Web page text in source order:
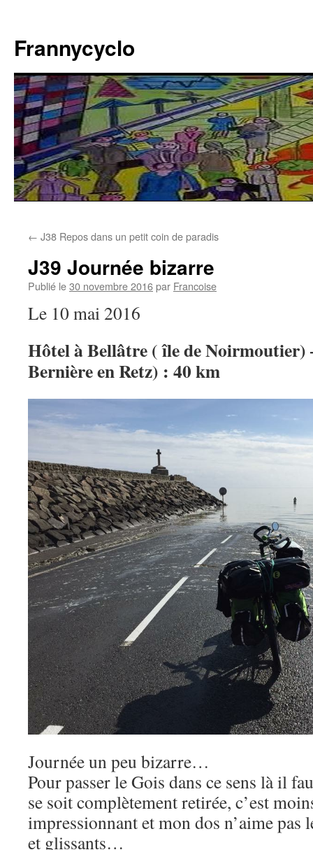
contenu
Frannycyclo
← J38 Repos dans un petit coin de paradis
J39 Journée bizarre
Publié le30 novembre 2016par Francoise
Le 10 mai 2016
Hôtel à Bellâtre ( île de Noirmoutier)
Bernière en Retz) : 40 km
Journée un peu bizarre…
Pour passer le Gois dans ce sens là il
se soit complètement retirée, c’est
impressionnant et mon dos n’aime pas
et glissants…